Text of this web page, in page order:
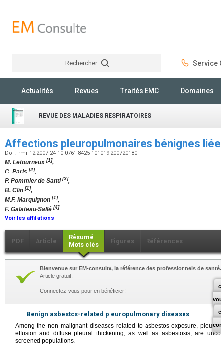
Rechercher Service
Actualités Revues Traités EMC Domaines
REVUE DES MALADIES RESPIRATOIRES
Affections pleuropulmonaires bénignes
Doi : rmr-12-2007-24-10-0761-8425-101019-200720180
M. Letourneux [1],
C. Paris [2],
P. Pommier de Santi[3],
B. Clin [1],
M.F. Marquignon [1],
F. Galateau-Sallé [4]
Voir les affiliations
PDF Article
Résumé
Mots clés
Figures Références
Bienvenue sur EM-consulte, la référence des professionnels de santé.
Article gratuit.
Connectez-vous pour en bénéficier!
Benign asbestos-related pleuropulmonary diseases
Among the non malignant diseases related to asbestos exposure,
effusion and diffuse pleural thickening, as well as asbestosis, are
screened populations.